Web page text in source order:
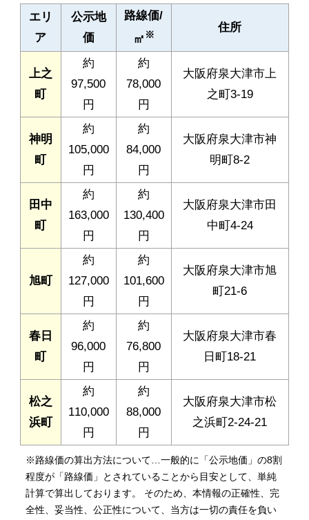
エリ
ア
公示地
価
路線価/
㎡ ※
住所
上之
町
約
97,500
円
約
78,000
円
大阪府泉大津市上
之町3-19
神明
町
約
105,000
円
約
84,000
円
大阪府泉大津市神
明町8-2
田中
町
約
163,000
円
約
130,400
円
大阪府泉大津市田
中町4-24
旭町
約
127,000
円
約
101,600
円
大阪府泉大津市旭
町21-6
春日
町
約
96,000
円
約
76,800
円
大阪府泉大津市春
日町18-21
松之
浜町
約
110,000
円
約
88,000
円
大阪府泉大津市松
之浜町2-24-21
※路線価の算出方法について…一般的に「公示地価」の8割
程度が「路線価」とされていることから目安として、単純
計算で算出しております。 そのため、本情報の正確性、完
全性、妥当性、公正性について、当方は一切の責任を負い